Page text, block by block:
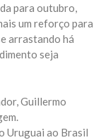
para outubro,
um reforço para
arrastando há
seja
Guillermo
Uruguai ao Brasil